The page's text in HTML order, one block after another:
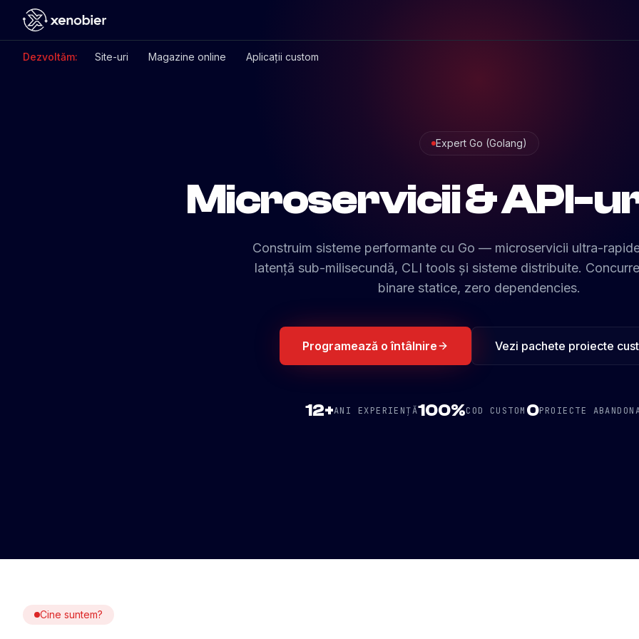
Dezvoltăm: Site-uri Magazine online Aplicații custom
Expert Go (Golang)
Microservicii & API-
Construim sisteme performante cu Go — microservicii ultra-
latență sub-milisecundă, CLI tools și sisteme distribuite.
binare statice, zero dependencies.
Programează o întâlnire Vezi pachete proiecte
12+ANI EXPERIENȚĂ100%COD CUSTOM 0PROIECTE
Cine suntem?